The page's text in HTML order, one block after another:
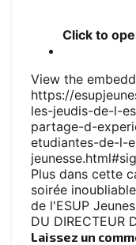
Click to
View the
https://
les-jeudis-de-l-
partage-d-
etudiantes-de-l-
Plus dans cette
soirée
de l'ESUP
DU DIRECTEUR
Laissez un